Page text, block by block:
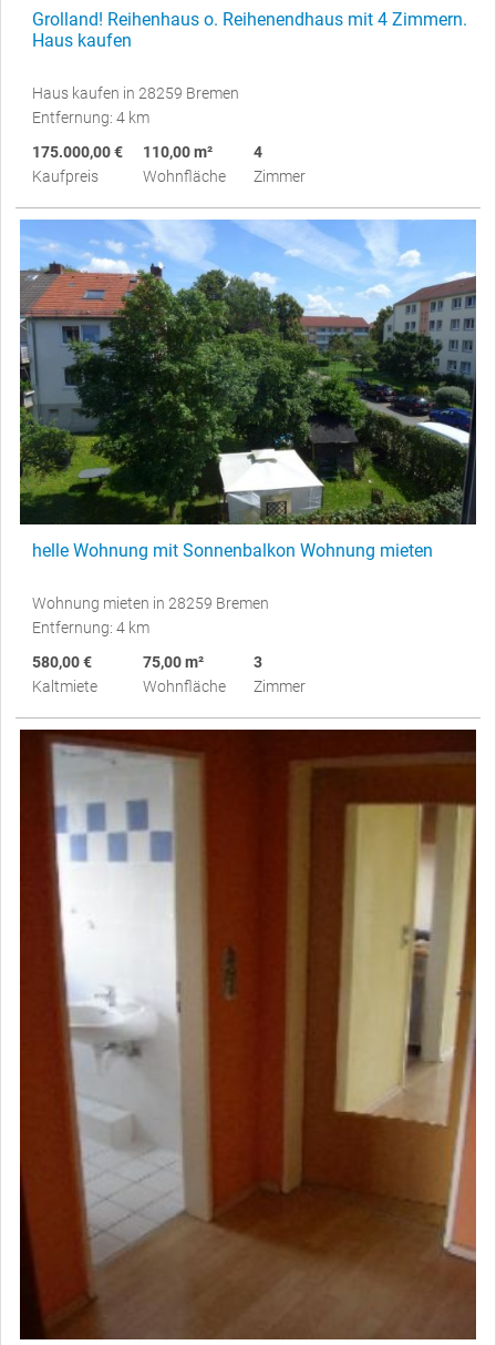
Grolland! Reihenhaus o. Reihenendhaus mit 4 Zimmern.
Haus kaufen
Haus kaufen in 28259 Bremen
Entfernung: 4 km
175.000,00 €
Kaufpreis
110,00 m²
Wohnfläche
4
Zimmer
helle Wohnung mit Sonnenbalkon Wohnung mieten
Wohnung mieten in 28259 Bremen
Entfernung: 4 km
580,00 €
Kaltmiete
75,00 m²
Wohnfläche
3
Zimmer